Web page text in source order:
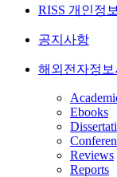
RISS 개인정
공지사항
해외전자정
Ebooks
Reviews
Reports